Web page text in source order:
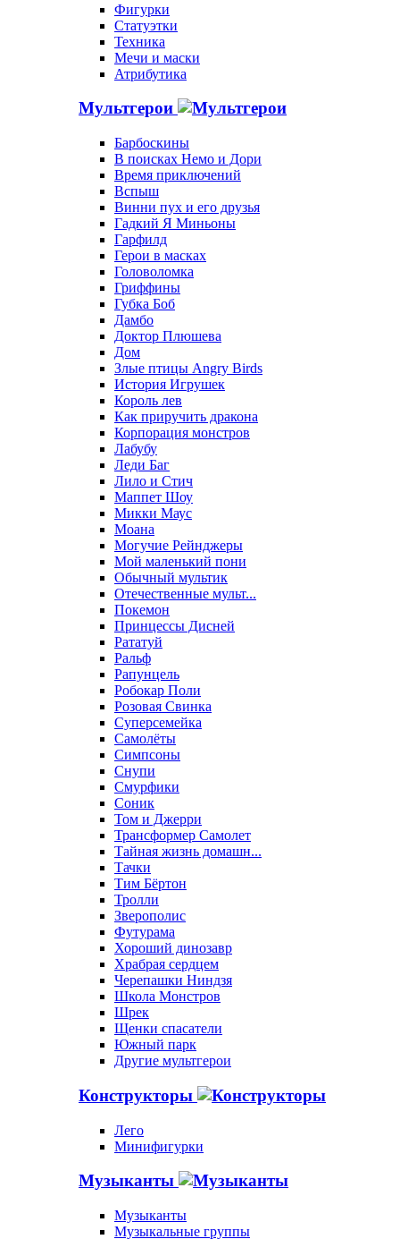
Фигурки
Статуэтки
Техника
Мечи и маски
Атрибутика
Мультгерои
Барбоскины
В поисках Немо и Дори
Время приключений
Вспыш
Винни пух и его друзья
Гадкий Я Миньоны
Гарфилд
Герои в масках
Головоломка
Гриффины
Губка Боб
Дамбо
Доктор Плюшева
Дом
Злые птицы Angry Birds
История Игрушек
Король лев
Как приручить дракона
Корпорация монстров
Лабубу
Леди Баг
Лило и Стич
Маппет Шоу
Микки Маус
Моана
Могучие Рейнджеры
Мой маленький пони
Обычный мультик
Отечественные мульт...
Покемон
Принцессы Дисней
Рататуй
Ральф
Рапунцель
Робокар Поли
Розовая Свинка
Суперсемейка
Самолёты
Симпсоны
Снупи
Смурфики
Соник
Том и Джерри
Трансформер Самолет
Тайная жизнь домашн...
Тачки
Тим Бёртон
Тролли
Зверополис
Футурама
Хороший динозавр
Храбрая сердцем
Черепашки Ниндзя
Школа Монстров
Шрек
Щенки спасатели
Южный парк
Другие мультгерои
Конструкторы
Лего
Минифигурки
Музыканты
Музыканты
Музыкальные группы